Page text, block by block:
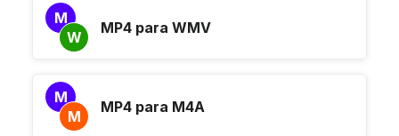
M
W
MP4 para WMV
M
M
MP4 para M4A